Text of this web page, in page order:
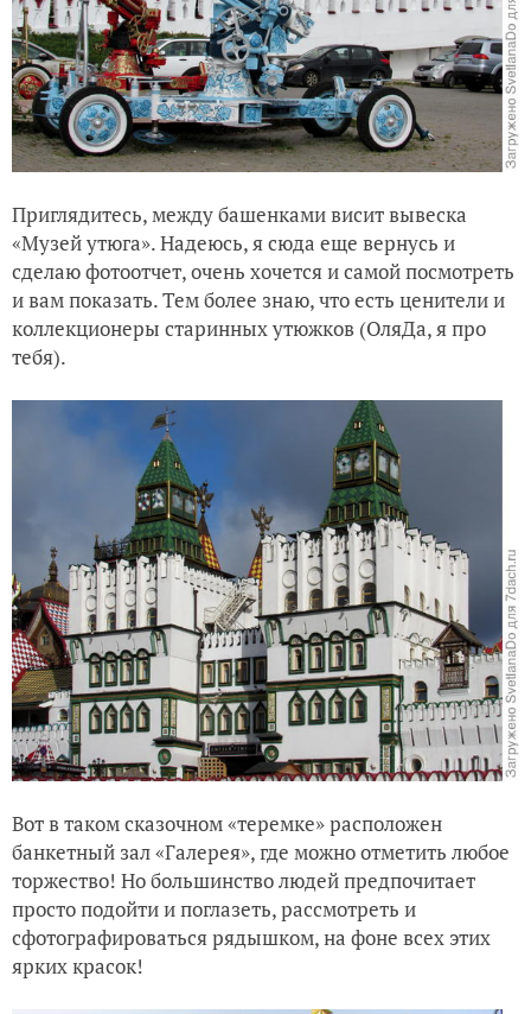
Приглядитесь, между башенками висит вывеска
«Музей утюга». Надеюсь, я сюда еще вернусь и
сделаю фотоотчет, очень хочется и самой посмотреть
и вам показать. Тем более знаю, что есть ценители и
коллекционеры старинных утюжков (ОляДа, я про
тебя).
Вот в таком сказочном «теремке» расположен
банкетный зал «Галерея», где можно отметить любое
торжество! Но большинство людей предпочитает
просто подойти и поглазеть, рассмотреть и
сфотографироваться рядышком, на фоне всех этих
ярких красок!